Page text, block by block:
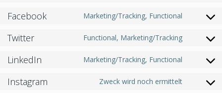
service
Facebook Marketing/Tracking, Functional
Consent
service
Twitter Functional, Marketing/Tracking
Consent
service
LinkedIn Marketing/Tracking, Functional
Consent
service
Instagram Zweck wird noch ermittelt
Consent